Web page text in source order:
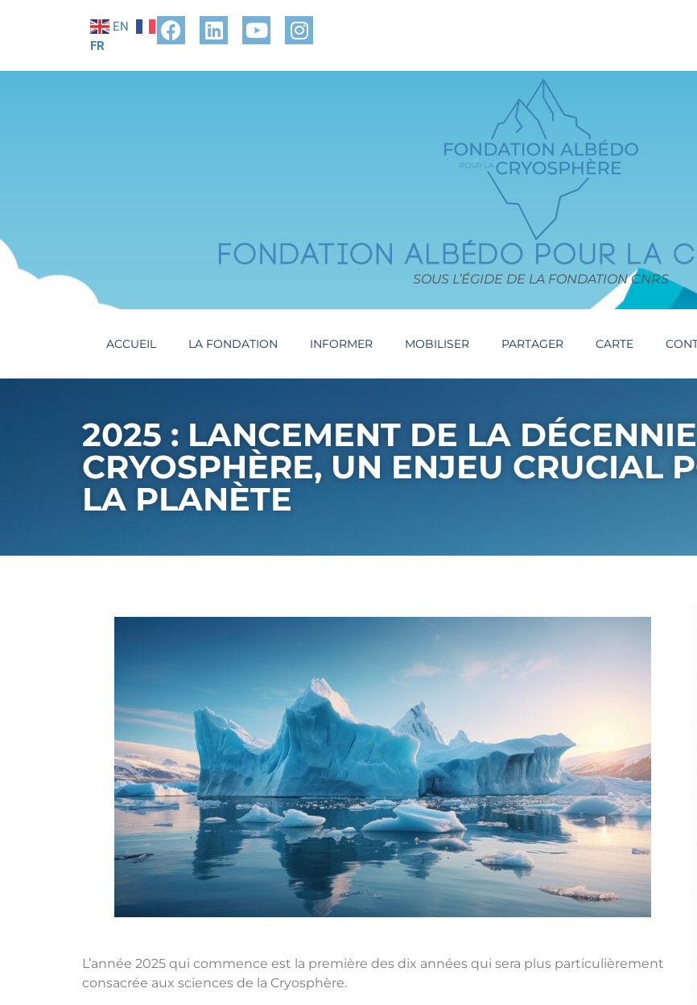
EN
FR
SOUS L’ÉGIDE DE LA FONDATION CNRS
ACCUEIL LA FONDATION INFORMER MOBILISER PARTAGER CARTE
2025 : LANCEMENT DE LA
CRYOSPHÈRE, UN ENJEU CRUCIAL
LA PLANÈTE
L’année 2025 qui commence est la première des dix années qui sera plus particulièrement
consacrée aux sciences de la Cryosphère.